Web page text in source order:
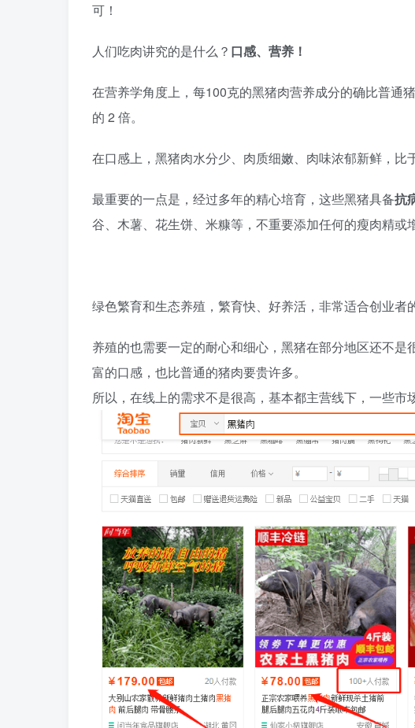
可！
人们吃肉讲究的是什么？ 口感、营养！
在营养学角度上，每100克的黑猪肉营养成分的确比普通
的 2 倍。
在口感上，黑猪肉水分少、肉质细嫩、肉味浓郁新鲜，比
最重要的一点是，经过多年的精心培育，这些黑猪具备抗
谷、木薯、花生饼、米糠等，不重要添加任何的瘦肉精或
绿色繁育和生态养殖，繁育快、好养活，非常适合创业者
养殖的也需要一定的耐心和细心，黑猪在部分地区还不
富的口感，也比普通的猪肉要贵许多。
所以，在线上的需求不是很高，基本都主营线下，一些市